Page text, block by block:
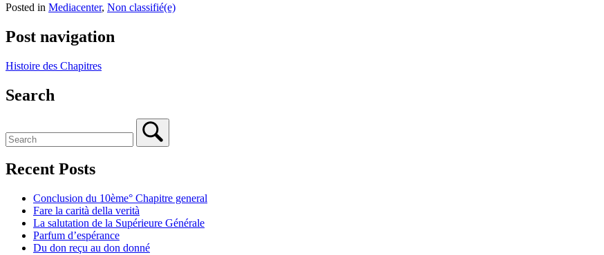
Posted in Mediacenter, Non classifié(e)
Post navigation
Histoire des Chapitres
Search
Recent Posts
Conclusion du 10ème° Chapitre general
Fare la carità della verità
La salutation de la Supérieure Générale
Parfum d’espérance
Du don reçu au don donné